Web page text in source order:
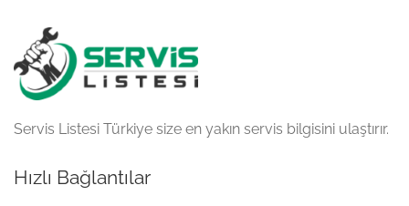
Servis Listesi Türkiye size en yakın servis bilgisini ulaştırır.
Hızlı Bağlantılar